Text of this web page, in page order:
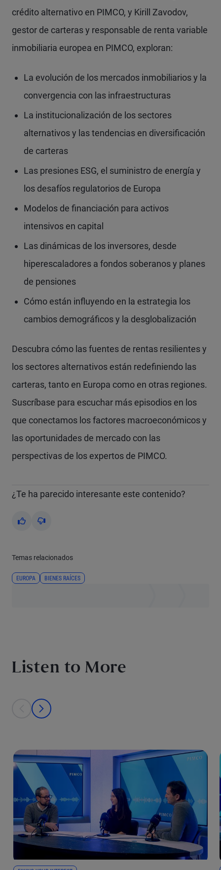
crédito alternativo en PIMCO, y Kirill Zavodov,
gestor de carteras y responsable de renta variable
inmobiliaria europea en PIMCO, exploran:
La evolución de los mercados inmobiliarios y la
convergencia con las infraestructuras
La institucionalización de los sectores
alternativos y las tendencias en diversificación
de carteras
Las presiones ESG, el suministro de energía y
los desafíos regulatorios de Europa
Modelos de financiación para activos
intensivos en capital
Las dinámicas de los inversores, desde
hiperescaladores a fondos soberanos y planes
de pensiones
Cómo están influyendo en la estrategia los
cambios demográficos y la desglobalización
Descubra cómo las fuentes de rentas resilientes y
los sectores alternativos están redefiniendo las
carteras, tanto en Europa como en otras regiones.
Suscríbase para escuchar más episodios en los
que conectamos los factores macroeconómicos y
las oportunidades de mercado con las
perspectivas de los expertos de PIMCO.
¿Te ha parecido interesante este contenido?
Yes No
Temas relacionados
EUROPA BIENES RAÍCES
Listen to More
This is a carousel with individual cards. Use the previous and next
prev
next